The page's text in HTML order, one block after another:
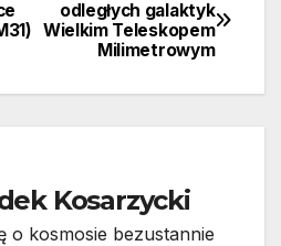
odległych galaktyk
Wielkim Teleskopem
Milimetrowym
Kosarzycki
o kosmosie bezustannie